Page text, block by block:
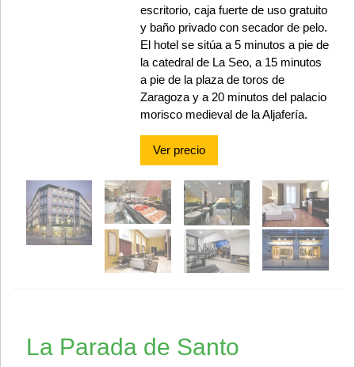
escritorio, caja fuerte de uso gratuito
y baño privado con secador de pelo.
El hotel se sitúa a 5 minutos a pie de
la catedral de La Seo, a 15 minutos
a pie de la plaza de toros de
Zaragoza y a 20 minutos del palacio
morisco medieval de la Aljafería.
Ver precio
La Parada de Santo